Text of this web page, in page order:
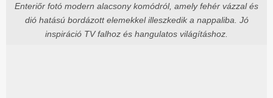
Enteriőr fotó modern alacsony komódról, amely fehér vázzal és
dió hatású bordázott elemekkel illeszkedik a nappaliba. Jó
inspiráció TV falhoz és hangulatos világításhoz.